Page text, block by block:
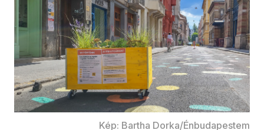
Kép: Bartha Dorka/Énbudapestem